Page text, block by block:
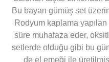
Bu bayan gümüş set
Rodyum kaplama yapılan
süre muhafaza eder,
setlerde olduğu gibi bu
de el emeği ile